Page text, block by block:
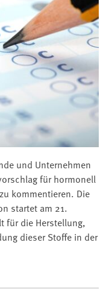
und Unternehmen
für hormonell
kommentieren. Die
startet am 21.
für die Herstellung,
dieser Stoffe in der